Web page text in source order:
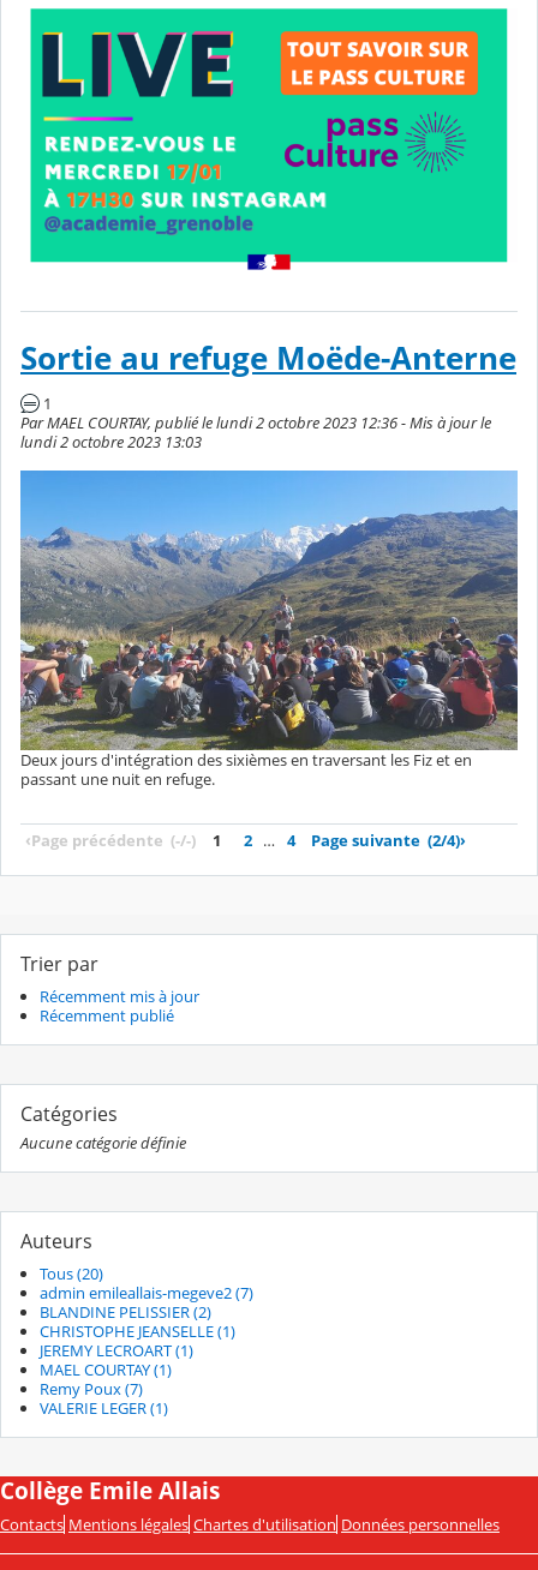
Sortie au refuge Moëde-Anterne
1
Par MAEL COURTAY, publié le lundi 2 octobre 2023 12:36 - Mis à jour le
lundi 2 octobre 2023 13:03
Deux jours d'intégration des sixièmes en traversant les Fiz et en
passant une nuit en refuge.
‹Page précédente (-/-) 1 2 … 4 Page suivante (2/4)›
Trier par
Récemment mis à jour
Récemment publié
Catégories
Aucune catégorie définie
Auteurs
Tous (20)
admin emileallais-megeve2 (7)
BLANDINE PELISSIER (2)
CHRISTOPHE JEANSELLE (1)
JEREMY LECROART (1)
MAEL COURTAY (1)
Remy Poux (7)
VALERIE LEGER (1)
Collège Emile Allais
Contacts Mentions légales Chartes d'utilisation Données personnelles